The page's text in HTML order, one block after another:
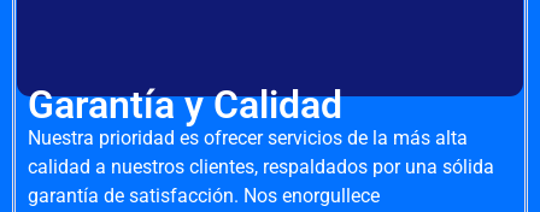
Garantía y Calidad
Nuestra prioridad es ofrecer servicios de la más alta
calidad a nuestros clientes, respaldados por una sólida
garantía de satisfacción. Nos enorgullece